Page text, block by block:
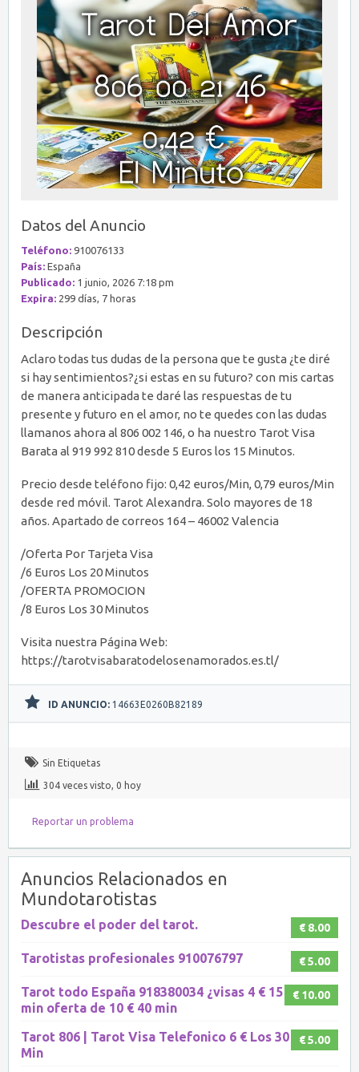
Datos del Anuncio
Teléfono: 910076133
País: España
Publicado: 1 junio, 2026 7:18 pm
Expira: 299 días, 7 horas
Descripción
Aclaro todas tus dudas de la persona que te gusta ¿te diré
si hay sentimientos?¿si estas en su futuro? con mis cartas
de manera anticipada te daré las respuestas de tu
presente y futuro en el amor, no te quedes con las dudas
llamanos ahora al 806 002 146, o ha nuestro Tarot Visa
Barata al 919 992 810 desde 5 Euros los 15 Minutos.
Precio desde teléfono fijo: 0,42 euros/Min, 0,79 euros/Min
desde red móvil. Tarot Alexandra. Solo mayores de 18
años. Apartado de correos 164 – 46002 Valencia
/Oferta Por Tarjeta Visa
/6 Euros Los 20 Minutos
/OFERTA PROMOCION
/8 Euros Los 30 Minutos
Visita nuestra Página Web:
https://tarotvisabaratodelosenamorados.es.tl/
ID ANUNCIO: 14663E0260B82189
Sin Etiquetas
304 veces visto, 0 hoy
Reportar un problema
Anuncios Relacionados en
Mundotarotistas
€ 8.00
Descubre el poder del tarot.
€ 5.00
Tarotistas profesionales 910076797
€ 10.00
Tarot todo España 918380034 ¿visas 4 € 15
min oferta de 10 € 40 min
€ 5.00
Tarot 806 | Tarot Visa Telefonico 6 € Los 30
Min